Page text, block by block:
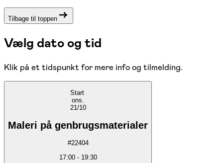
Tilbage til toppen
Vælg dato og tid
Klik på et tidspunkt for mere info og tilmelding.
Start
ons.
21/10
Maleri på genbrugsmaterialer
#22404
17:00- 19:30